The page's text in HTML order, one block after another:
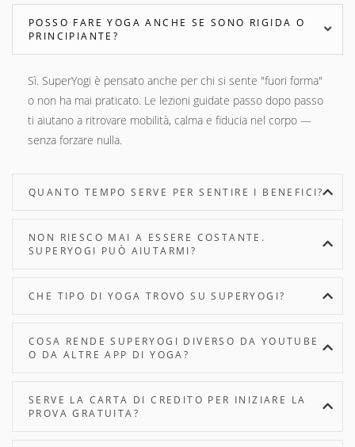
POSSO FARE YOGA ANCHE SE SONO RIGIDA O
PRINCIPIANTE?
Sì. SuperYogi è pensato anche per chi si sente "fuori forma"
o non ha mai praticato. Le lezioni guidate passo dopo passo
ti aiutano a ritrovare mobilità, calma e fiducia nel corpo —
senza forzare nulla.
QUANTO TEMPO SERVE PER SENTIRE I BENEFICI?
NON RIESCO MAI A ESSERE COSTANTE.
SUPERYOGI PUÒ AIUTARMI?
CHE TIPO DI YOGA TROVO SU SUPERYOGI?
COSA RENDE SUPERYOGI DIVERSO DA YOUTUBE
O DA ALTRE APP DI YOGA?
SERVE LA CARTA DI CREDITO PER INIZIARE LA
PROVA GRATUITA?